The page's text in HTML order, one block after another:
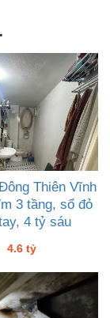
Thiên Vĩnh
3 tầng, sổ đỏ
4 tỷ sáu
4.6 tỷ